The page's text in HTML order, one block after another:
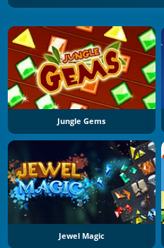
Jungle Gems
Jewel Magic